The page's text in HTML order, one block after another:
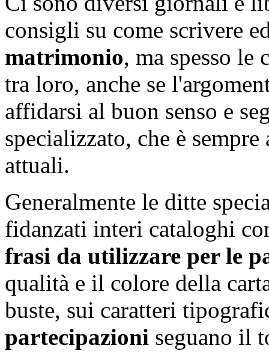
consigli su come scrivere
matrimonio, ma spesso le
tra loro, anche se
affidarsi al buon senso e
specializzato, che è
attuali.
Generalmente le ditte
fidanzati interi cataloghi
frasi da utilizzare per le
qualità e il colore della
buste, sui caratteri
partecipazioni seguano il